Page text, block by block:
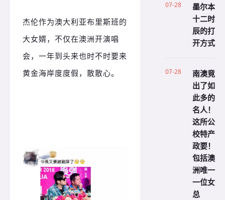
杰伦作为澳大利亚布里斯班的
大女婿，不仅在澳洲开演唱
会，一年到头来也时不时要来
黄金海岸度度假，散散心。
07-28
墨尔本
十二时
辰的打
开方式
07-28
南澳竟
出了如
此多的
名人！
这所公
校特产
政要！
包括澳
洲唯一
一位女
总